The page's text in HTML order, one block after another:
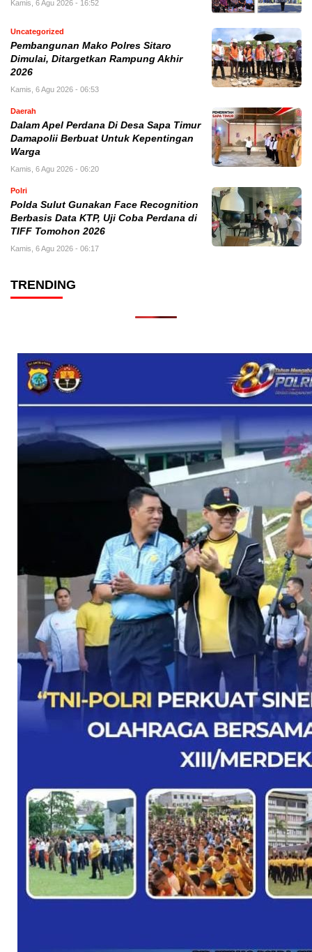
Kamis, 6 Agu 2026 - 16:52
Uncategorized
Pembangunan Mako Polres Sitaro
Dimulai, Ditargetkan Rampung Akhir
2026
Kamis, 6 Agu 2026 - 06:53
Daerah
Dalam Apel Perdana Di Desa Sapa Timur
Damapolii Berbuat Untuk Kepentingan
Warga
Kamis, 6 Agu 2026 - 06:20
Polri
Polda Sulut Gunakan Face Recognition
Berbasis Data KTP, Uji Coba Perdana di
TIFF Tomohon 2026
Kamis, 6 Agu 2026 - 06:17
TRENDING